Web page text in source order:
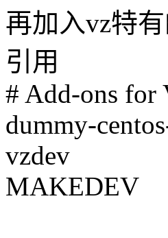
再加入vz特
引用
# Add-ons for
dummy-
vzdev
MAKEDEV